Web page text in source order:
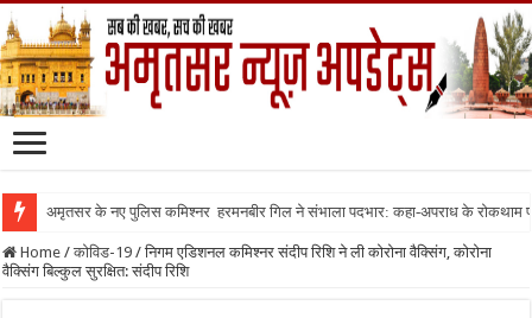
अमृतसर के नए पुलिस कमिश्नर हरमनबीर गिल ने संभाला पदभार: कहा-अपराध के रोकथाम
Home / कोविड-19 / निगम एडिशनल कमिश्नर संदीप रिशि ने ली कोरोना वैक्सिंग, कोरोना
वैक्सिंग बिल्कुल सुरक्षित: संदीप रिशि